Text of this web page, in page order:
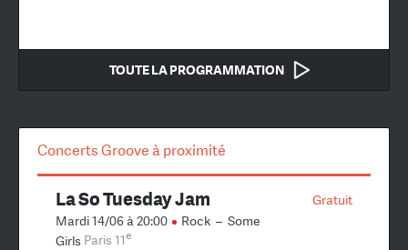
TOUTE LA PROGRAMMATION
Concerts Groove à proximité
Gratuit
La So Tuesday Jam
Mardi 14/06 à 20:00 Rock – Some
Girls Paris 11e